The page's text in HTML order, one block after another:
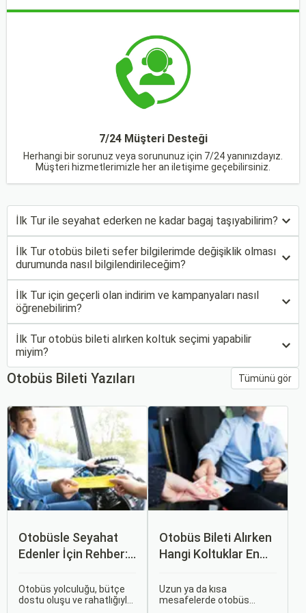
7/24 Müşteri Desteği
Herhangi bir sorunuz veya sorununuz için 7/24 yanınızdayız.
Müşteri hizmetlerimizle her an iletişime geçebilirsiniz.
İlk Tur ile seyahat ederken ne kadar bagaj taşıyabilirim?
İlk Tur otobüs bileti sefer bilgilerimde değişiklik olması
durumunda nasıl bilgilendirileceğim?
İlk Tur için geçerli olan indirim ve kampanyaları nasıl
öğrenebilirim?
İlk Tur otobüs bileti alırken koltuk seçimi yapabilir
miyim?
Otobüs Bileti Yazıları Tümünü gör
Otobüsle Seyahat
Edenler İçin Rehber:
Koltuk Seçimine
Otobüs yolculuğu, bütçe
dostu oluşu ve rahatlığıyla
Otobüs Bileti Alırken
Hangi Koltuklar En
Rehberi
Uzun ya da kısa
mesafelerde otobüs